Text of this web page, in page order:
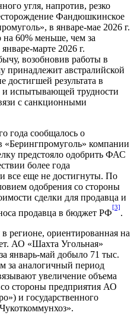
угля, напротив, резко
Фандюшкинское
в январе-мае 2026 г.
на 60% меньше, чем за
марте 2026 г.
возобновив работы в
принадлежит австралийской
достигшей результата в
и испытывающей трудности
с санкционными
года сообщалось о
«Берингпромуголь» компании
предстояло одобрить ФАС
более года
все еще не достигнуты. По
одобрения со стороны
сделки для продавца и
продавца в бюджет РФ
[3]
.
регионе, ориентированная на
АО «Шахта Угольная»
январь-май добыло 71 тыс.
за аналогичный период
увеличение объема
стороны предприятия АО
и государственного